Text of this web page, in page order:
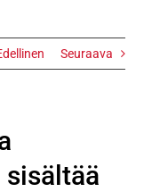
Seuraava